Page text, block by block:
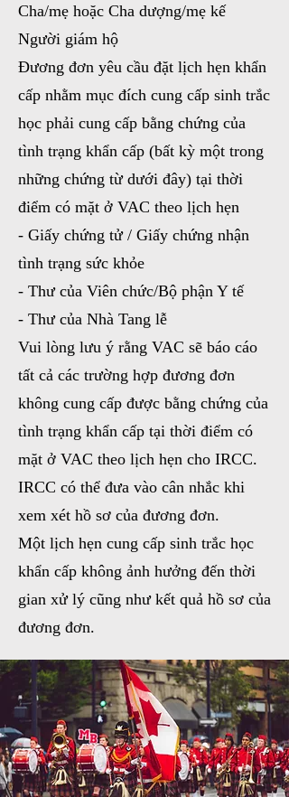
Cha/mẹ hoặc Cha dượng/mẹ kế
Người giám hộ
Đương đơn yêu cầu đặt lịch hẹn khẩn
cấp nhằm mục đích cung cấp sinh trắc
học phải cung cấp bằng chứng của
tình trạng khẩn cấp (bất kỳ một trong
những chứng từ dưới đây) tại thời
điểm có mặt ở VAC theo lịch hẹn
- Giấy chứng tử / Giấy chứng nhận
tình trạng sức khỏe
- Thư của Viên chức/Bộ phận Y tế
- Thư của Nhà Tang lễ
Vui lòng lưu ý rằng VAC sẽ báo cáo
tất cả các trường hợp đương đơn
không cung cấp được bằng chứng của
tình trạng khẩn cấp tại thời điểm có
mặt ở VAC theo lịch hẹn cho IRCC.
IRCC có thể đưa vào cân nhắc khi
xem xét hồ sơ của đương đơn.
Một lịch hẹn cung cấp sinh trắc học
khẩn cấp không ảnh hưởng đến thời
gian xử lý cũng như kết quả hồ sơ của
đương đơn.